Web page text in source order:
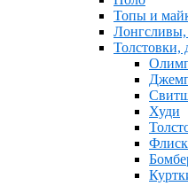
Топы и
Лонгсливы,
Толстовки,
Худи